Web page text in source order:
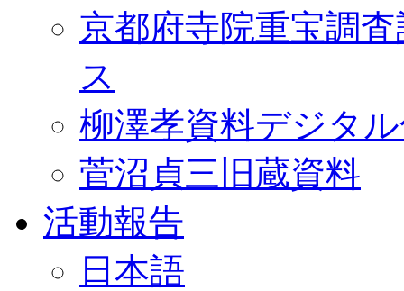
京都府寺院重宝調
ス
柳澤孝資料デジタ
菅沼貞三旧蔵資料
活動報告
日本語